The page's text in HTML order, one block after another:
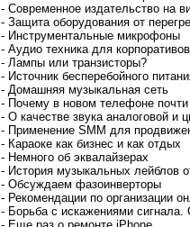
- Современное издательство на
- Защита оборудования от
- Инструментальные микрофоны
- Аудио техника для корпоративов
- Лампы или транзисторы?
- Источник бесперебойного
- Домашняя музыкальная сеть
- Почему в новом телефоне
- О качестве звука аналоговой и
- Применение SMM для
- Караоке как бизнес и как отдых
- Немного об эквалайзерах
- История музыкальных лейблов
- Обсуждаем фазоинверторы
- Рекомендации по организации
- Борьба с искажениями сигнала.